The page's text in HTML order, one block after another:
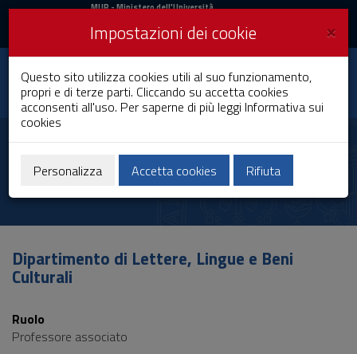
Vai
al
navigazione
sito
al
Footer
MIUR
Accedi
MUR- Ministero dell'Università
Accedi UniCA News
Toggle
navigation
Università degli
Studi di Cagliari
Nicoletta Puddu
Dipartimento di Lettere, Lingue e Beni
Culturali
Ruolo
Professore associato
×
Impostazioni dei cookie
Questo sito utilizza cookies utili al suo funzionamento,
propri e di terze parti. Cliccando su accetta cookies
acconsenti all'uso. Per saperne di più leggi Informativa sui
cookies
Personalizza Accetta cookies Rifiuta